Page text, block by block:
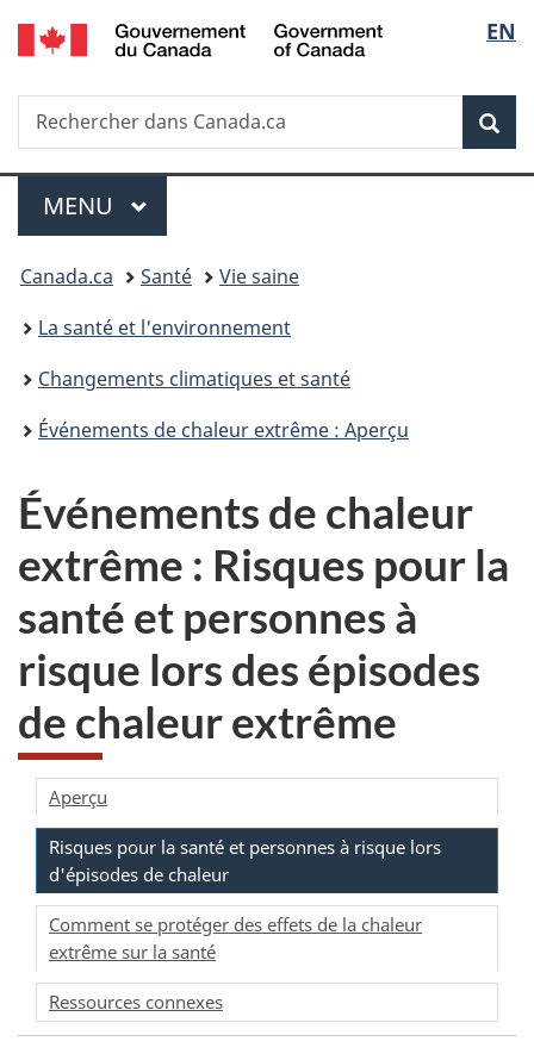
Passer
au
principal
Passer
à
Au
du
Passer
à
version
simplifiée
de
la
EN
Recherche
Rechercher
dans
Menu
MENU PRINCIPAL
Vous
êtes
ici :
Canada.ca Santé
Vie saine
La santé et l'environnement
Changements climatiques et santé
Événements de chaleur extrême : Aperçu
Événements de chaleur
extrême : Risques pour la
santé et personnes à
risque lors des épisodes
de chaleur extrême
Aperçu
Risques pour la santé et personnes à risque lors
d'épisodes de chaleur
Comment se protéger des effets de la chaleur
extrême sur la santé
Ressources connexes